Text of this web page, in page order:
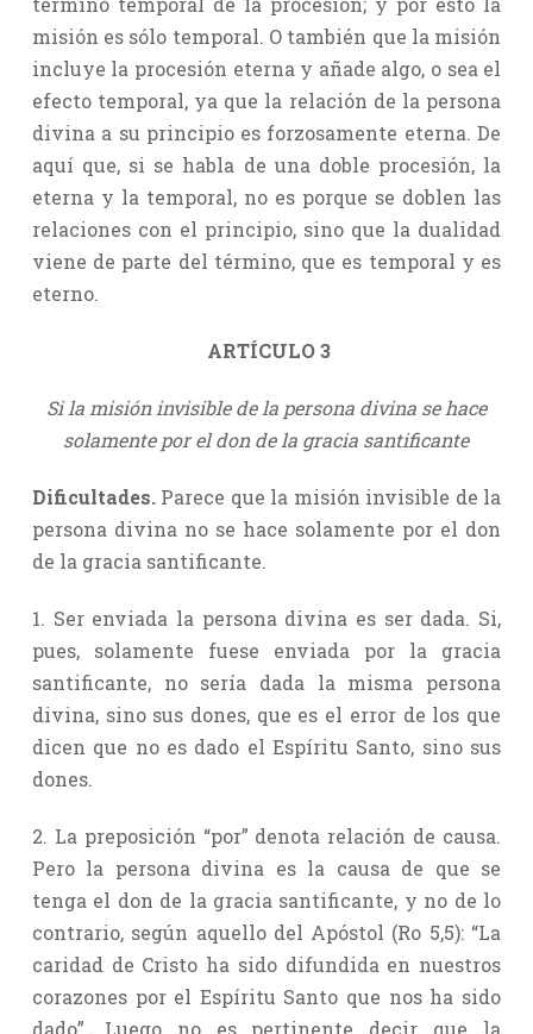
misión es sólo temporal. O también que la misión
incluye la procesión eterna y añade algo, o sea el
efecto temporal, ya que la relación de la persona
divina a su principio es forzosamente eterna. De
aquí que, si se habla de una doble procesión, la
eterna y la temporal, no es porque se doblen las
relaciones con el principio, sino que la dualidad
viene de parte del término, que es temporal y es
eterno.
ARTÍCULO 3
Si la misión invisible de la persona divina se hace
solamente por el don de la gracia santificante
Dificultades.Parece que la misión invisible de la
persona divina no se hace solamente por el don
de la gracia santificante.
1. Ser enviada la persona divina es ser dada. Si,
pues, solamente fuese enviada por la gracia
santificante, no sería dada la misma persona
divina, sino sus dones, que es el error de los que
dicen que no es dado el Espíritu Santo, sino sus
dones.
2. La preposición “por” denota relación de causa.
Pero la persona divina es la causa de que se
tenga el don de la gracia santificante, y no de lo
contrario, según aquello del Apóstol (Ro 5,5): “La
caridad de Cristo ha sido difundida en nuestros
corazones por el Espíritu Santo que nos ha sido
dado”. Luego no es pertinente decir que la